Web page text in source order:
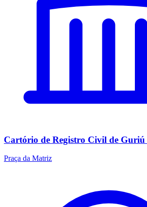
Cartório de Registro Civil de Guriú
Praça da Matriz